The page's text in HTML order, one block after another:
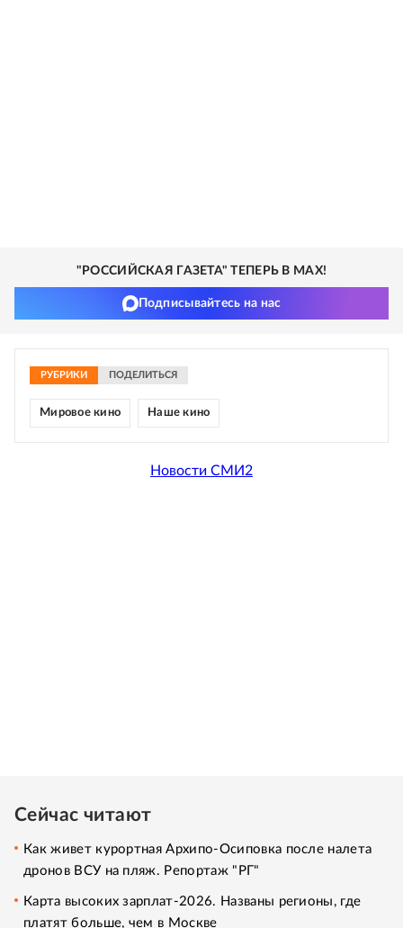
"РОССИЙСКАЯ ГАЗЕТА" ТЕПЕРЬ В MAX!
Подписывайтесь на нас
РУБРИКИ ПОДЕЛИТЬСЯ
Мировое кино Наше кино
Новости СМИ2
Сейчас читают
Как живет курортная Архипо-Осиповка после налета
дронов ВСУ на пляж. Репортаж "РГ"
Карта высоких зарплат-2026. Названы регионы, где
платят больше, чем в Москве